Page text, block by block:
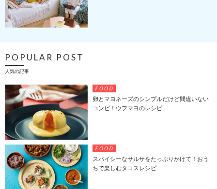
POPULAR POST
人気の記事
FOOD
卵とマヨネーズのシンプルだけど間違いない
コンビ！ウフマヨのレシピ
FOOD
スパイシーなサルサをたっぷりかけて！おう
ちで楽しむタコスレシピ